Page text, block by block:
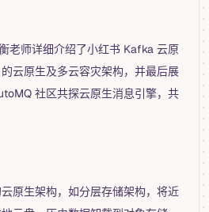
老师详细介绍了小红书 Kafka 云原
云原生及多云容灾架构，并最后展
社区共探云原生消息引擎，共
原生架构，如分层存储架构，将近